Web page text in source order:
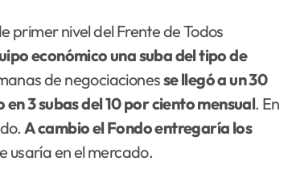
primer nivel del Frente de Todos
económico una suba del tipo de
de negociacionesse llegó a un 30
3 subas del 10 por ciento mensual. En
A cambio el Fondo entregaría los
usaría en el mercado.